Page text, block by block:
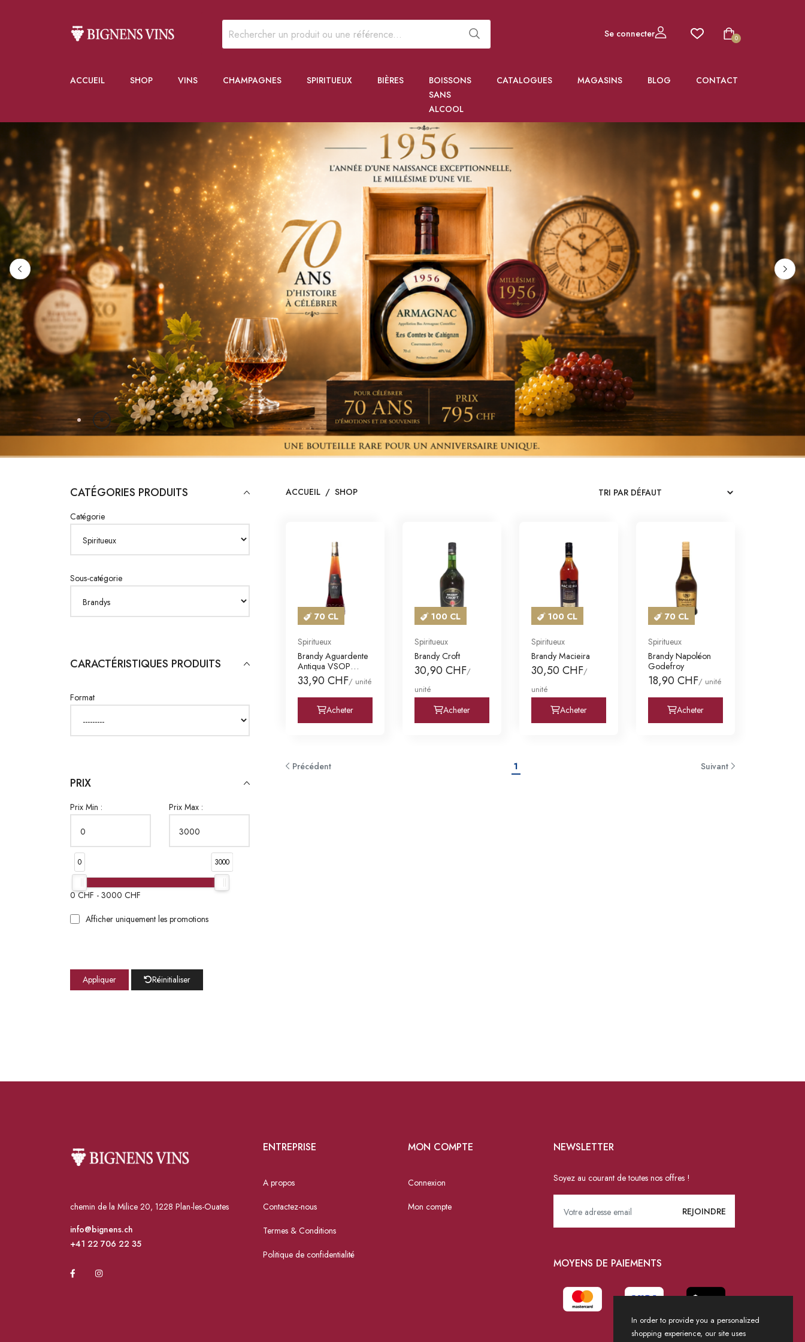
Se connecter 0
ACCUEIL SHOP VINS CHAMPAGNES SPIRITUEUX BIÈRES
BOISSONS
SANS
ALCOOL
CATALOGUES MAGASINS BLOG CONTACT
COMMANDEZ ICI
CATÉGORIES PRODUITS
Catégorie
Sous-catégorie
CARACTÉRISTIQUES PRODUITS
Format
PRIX
Prix Min : Prix Max :
0 3000
0CHF - 3000 CHF
Afficher uniquement les promotions
Appliquer Réinitialiser
ACCUEIL / SHOP
70 CL
Spiritueux
Brandy Aguardente
Antiqua VSOP
Aguard Vinica Velh
33,90 CHF/ unité
Acheter
100 CL
Spiritueux
Brandy Croft
30,90 CHF/
unité
Acheter
100 CL
Spiritueux
Brandy Macieira
30,50 CHF/
unité
Acheter
70 CL
Spiritueux
Brandy Napoléon
Godefroy
18,90 CHF/ unité
Acheter
Précédent 1 Suivant
chemin de la Milice 20, 1228 Plan-les-Ouates
info@bignens.ch
+41 22 706 22 35
ENTREPRISE
A propos
Contactez-nous
Termes & Conditions
Politique de confidentialité
MON COMPTE
Connexion
Mon compte
NEWSLETTER
Soyez au courant de toutes nos offres !
MOYENS DE PAIEMENTS
In order to provide you a personalized
shopping experience, our site uses